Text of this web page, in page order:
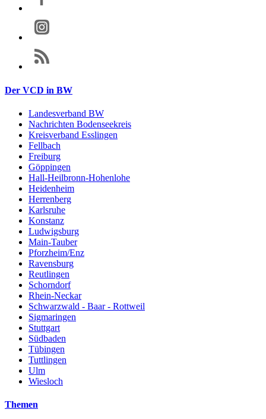
Der VCD in BW
Landesverband BW
Nachrichten Bodenseekreis
Kreisverband Esslingen
Fellbach
Freiburg
Göppingen
Hall-Heilbronn-Hohenlohe
Heidenheim
Herrenberg
Karlsruhe
Konstanz
Ludwigsburg
Main-Tauber
Pforzheim/Enz
Ravensburg
Reutlingen
Schorndorf
Rhein-Neckar
Schwarzwald - Baar - Rottweil
Sigmaringen
Stuttgart
Südbaden
Tübingen
Tuttlingen
Ulm
Wiesloch
Themen